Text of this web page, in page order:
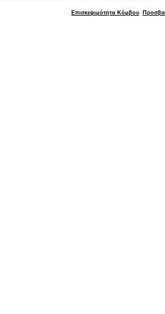
Επισκεψιμότητα Κόμβου